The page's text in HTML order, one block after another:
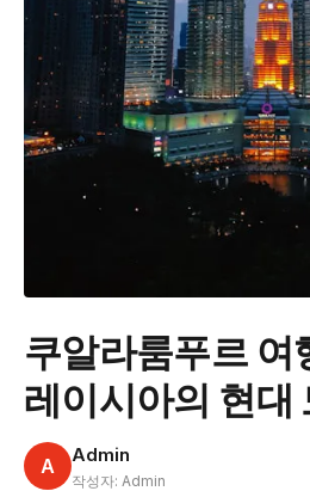
쿠알라룸푸르 여
레이시아의 현대
A Admin
작성자: Admin